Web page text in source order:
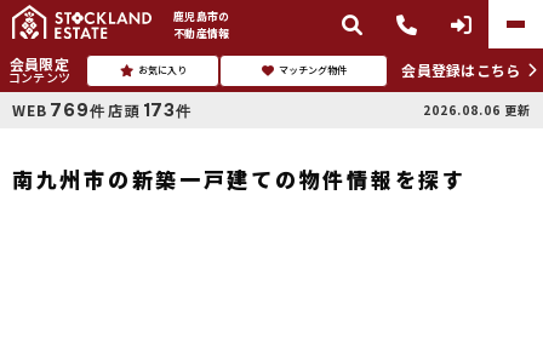
鹿児島市の
不動産情報
会員限定
コンテンツ お気に入り マッチング物件
会員登録はこちら
WEB 769件 店頭 173件 2026.08.06 更新
南九州市の新築一戸建ての物件情報を探す